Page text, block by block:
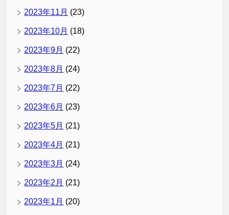
2023年11月 (23)
2023年10月 (18)
2023年9月 (22)
2023年8月 (24)
2023年7月 (22)
2023年6月 (23)
2023年5月 (21)
2023年4月 (21)
2023年3月 (24)
2023年2月 (21)
2023年1月 (20)